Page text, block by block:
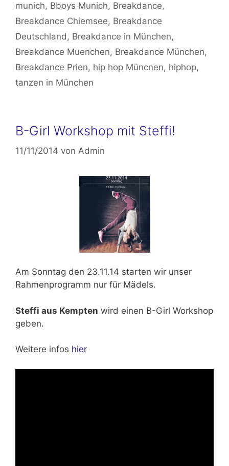
munich, Bboys Munich, Breakdance,
Breakdance Chiemsee, Breakdance
Deutschland, Breakdance in München,
Breakdance Muenchen, Breakdance München,
Breakdance Prien, hip hop Müncnen, hiphop,
tanzen in München
B-Girl Workshop mit Steffi!
11/11/2014 von Admin
Am Sonntag den 23.11.14 starten wir unser
Rahmenprogramm nur für Mädels.
Steffi aus Kempten wird einen B-Girl Workshop
geben.
Weitere infos hier